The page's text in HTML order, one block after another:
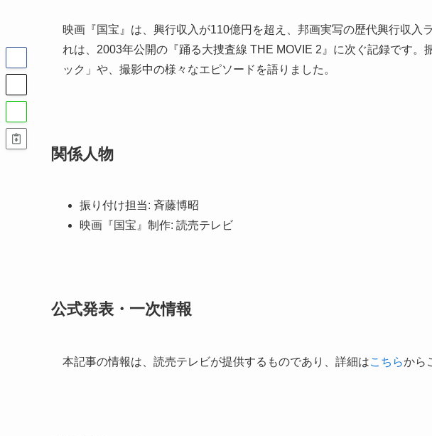
映画『国宝』は、興行収入が110億円を超え、邦画実写の歴代興行収入
れは、2003年公開の『踊る大捜査線 THE MOVIE 2』に次ぐ記録です。
ック」や、撮影中の様々なエピソードを語りました。
関係人物
振り付け担当: 斉藤博昭
映画『国宝』制作: 読売テレビ
公式発表・一次情報
本記事の情報は、読売テレビが提供するものであり、詳細はこちらから